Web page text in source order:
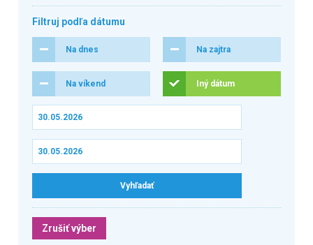
Filtruj podľa dátumu
Na dnes Na zajtra
Na víkend Iný dátum
Zrušiť výber